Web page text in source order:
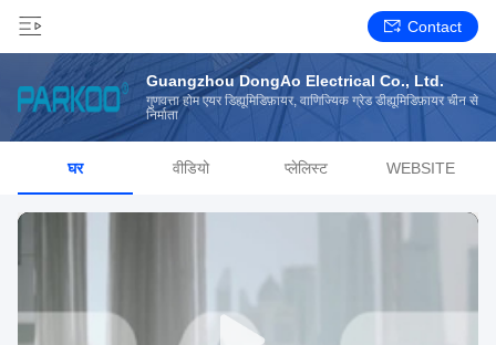
Contact
Guangzhou DongAo Electrical Co., Ltd.
गुणवत्ता होम एयर डिह्यूमिडिफ़ायर, वाणिज्यिक ग्रेड डीह्यूमिडिफ़ायर चीन से
निर्माता
घर वीडियो प्लेलिस्ट WEBSITE